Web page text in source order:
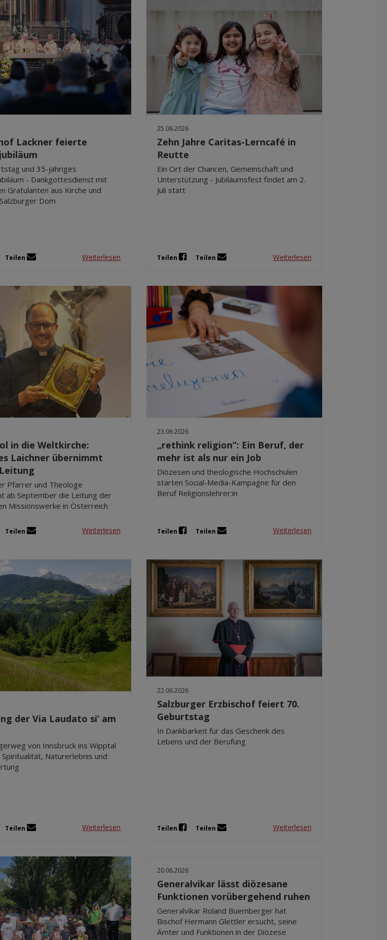
Lackner feierte
und 35-jähriges
- Dankgottesdienst mit
Gratulanten aus Kirche und
Dom
Teilen Weiterlesen
25.06.2026
Zehn Jahre Caritas-Lerncafé in
Reutte
Ein Ort der Chancen, Gemeinschaft und
Unterstützung - Jubiläumsfest findet am 2.
Juli statt
Teilen Teilen Weiterlesen
in die Weltkirche:
Laichner übernimmt
Pfarrer und Theologe
ab September die Leitung der
Missionswerke in Österreich
Teilen Weiterlesen
23.06.2026
„rethink religion“: Ein Beruf, der
mehr ist als nur ein Job
Diözesen und theologische Hochschulen
starten Social-Media-Kampagne für den
Beruf Religionslehrer:in
Teilen Teilen Weiterlesen
der Via Laudato si’ am
von Innsbruck ins Wipptal
Naturerlebnis und
Teilen Weiterlesen
22.06.2026
Salzburger Erzbischof feiert 70.
Geburtstag
In Dankbarkeit für das Geschenk des
Lebens und der Berufung
Teilen Teilen Weiterlesen
20.06.2026
Generalvikar lässt diözesane
Funktionen vorübergehend ruhen
Generalvikar Roland Buemberger hat
Bischof Hermann Glettler ersucht, seine
Ämter und Funktionen in der Diözese